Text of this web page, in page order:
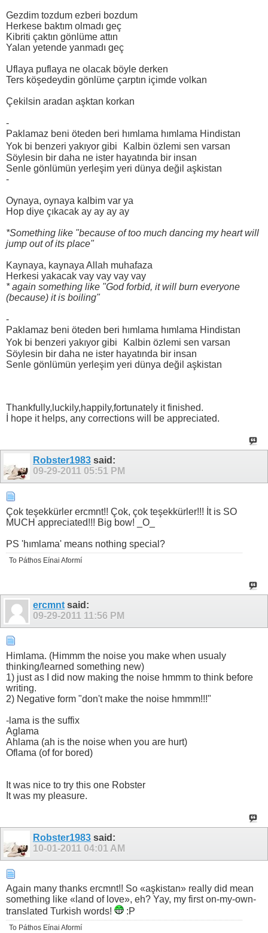
Gezdim tozdum ezberi bozdum
Herkese baktım olmadı geç
Kibriti çaktın gönlüme attın
Yalan yetende yanmadı geç
Uflaya puflaya ne olacak böyle derken
Ters köşedeydin gönlüme çarptın içimde volkan
Çekilsin aradan aşktan korkan
-
Paklamaz beni öteden beri hımlama hımlama Hindistan
Yok bi benzeri yakıyor gibi Kalbin özlemi sen varsan
Söylesin bir daha ne ister hayatında bir insan
Senle gönlümün yerleşim yeri dünya değil aşkistan
-
Oynaya, oynaya kalbim var ya
Hop diye çıkacak ay ay ay ay
*Something like "because of too much dancing my heart will
jump out of its place"
Kaynaya, kaynaya Allah muhafaza
Herkesi yakacak vay vay vay vay
* again something like "God forbid, it will burn everyone
(because) it is boiling"
-
Paklamaz beni öteden beri hımlama hımlama Hindistan
Yok bi benzeri yakıyor gibi Kalbin özlemi sen varsan
Söylesin bir daha ne ister hayatında bir insan
Senle gönlümün yerleşim yeri dünya değil aşkistan
Thankfully,luckily,happily,fortunately it finished.
İ hope it helps, any corrections will be appreciated.
Robster1983 said:
09-29-2011 05:51 PM
Çok teşekkürler ercmnt!! Çok, çok teşekkürler!!! İt is SO
MUCH appreciated!!! Big bow! _O_
PS 'hımlama' means nothing special?
To Páthos Eínai Aformí
ercmnt said:
09-29-2011 11:56 PM
Himlama. (Himmm the noise you make when usualy
thinking/learned something new)
1) just as I did now making the noise hmmm to think before
writing.
2) Negative form "don't make the noise hmmm!!!"
-lama is the suffix
Aglama
Ahlama (ah is the noise when you are hurt)
Oflama (of for bored)
It was nice to try this one Robster
It was my pleasure.
Robster1983 said:
10-01-2011 04:01 AM
Again many thanks ercmnt!! So «aşkistan» really did mean
something like «land of love», eh? Yay, my first on-my-own-
translated Turkish words!
:P
To Páthos Eínai Aformí